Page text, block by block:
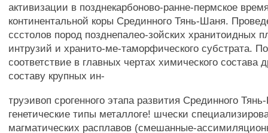
активизации в позднекарбоново-ранне-пермское
континентальной коры Срединного Тянь-Шаня.
ссстолов пород позднепалео-зойских хранитоидных
интрузий и хранито-ме-таморфического субстрата.
соответствие в главных чертах химического состава
составу крупных ин-
труэивоп срогенного этапа развития Срединного
генетические типы металлоге! шчески
магматических расплавов (смешанные-